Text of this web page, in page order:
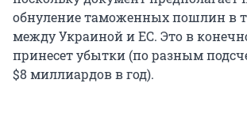
обнуление таможенных пошлин в
между Украиной и ЕС. Это в
принесет убытки (по разным
$8 миллиардов в год).